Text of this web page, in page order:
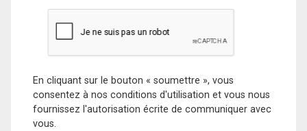
En cliquant sur le bouton « soumettre », vous
consentez à nos conditions d'utilisation et vous nous
fournissez l'autorisation écrite de communiquer avec
vous.